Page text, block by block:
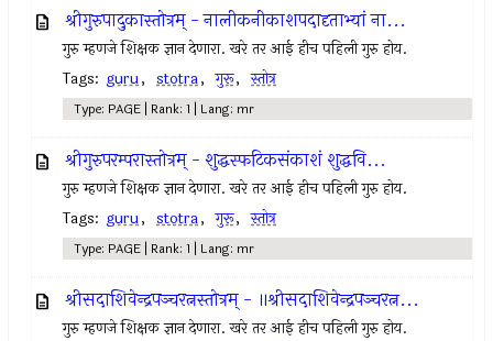
श्रीगुरुपादुकास्तोत्रम् - नालीकनीकाशपदादृताभ्यां ना...
गुरु म्हणजे शिक्षक ज्ञान देणारा. खरे तर आई हीच पहिली गुरु होय.
Tags: guru, stotra, गुरू, स्तोत्र
Type: PAGE | Rank: 1 | Lang: mr
श्रीगुरुपरम्परास्तोत्रम् - शुद्धस्फटिकसंकाशं शुद्धवि...
गुरु म्हणजे शिक्षक ज्ञान देणारा. खरे तर आई हीच पहिली गुरु होय.
Tags: guru, stotra, गुरू, स्तोत्र
Type: PAGE | Rank: 1 | Lang: mr
श्रीसदाशिवेन्द्रपञ्चरत्नस्तोत्रम् - ॥श्रीसदाशिवेन्द्रपञ्चरत्न...
गुरु म्हणजे शिक्षक ज्ञान देणारा. खरे तर आई हीच पहिली गुरु होय.